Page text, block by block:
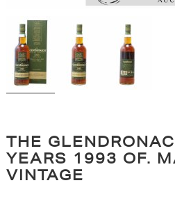
THE
YEARS 1993 OF.
VINTAGE